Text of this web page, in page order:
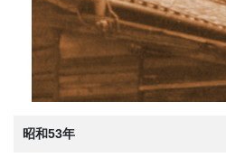
昭和53年